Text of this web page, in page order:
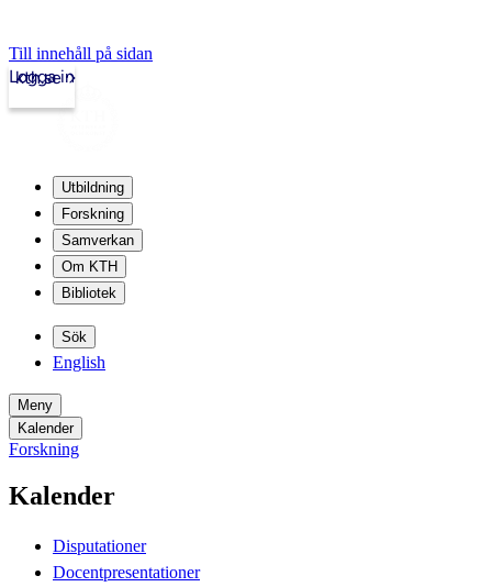
Till innehåll på sidan
kth.se
Logga in
Utbildning
Forskning
Samverkan
Om KTH
Bibliotek
Sök
English
Meny
Kalender
Forskning
Kalender
Disputationer
Docentpresentationer